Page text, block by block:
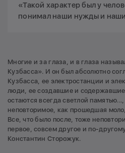
«Такой характер был у
понимал наши нужды и
Многие и за глаза, и в глаза
Кузбасса». И он был абсолютно
Кузбасса, ее электростанции и
люди, ее создавшие и
остаются всегда светлой
неповторимое, как прошедшая
Все, что было после, тоже
первое, совсем другое и по-
Константин Сторожук.